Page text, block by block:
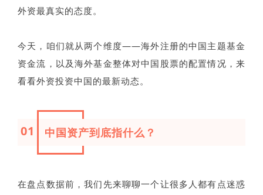
外资最真实的态度。
今天，咱们就从两个维度——海外注册的中国主题基金
资金流，以及海外基金整体对中国股票的配置情况，来
看看外资投资中国的最新动态。
01 中国资产到底指什么？
在盘点数据前，我们先来聊聊一个让很多人都有点迷惑